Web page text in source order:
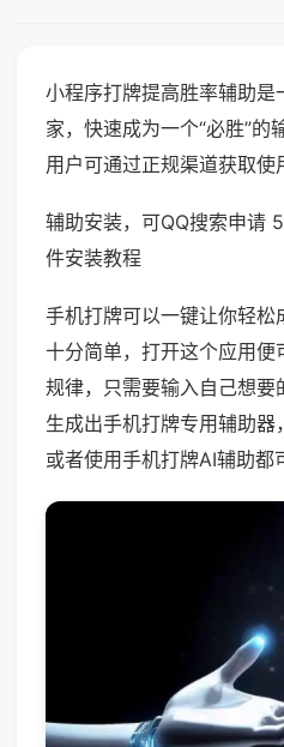
小程序打牌提高胜率辅助是
家，快速成为一个“必胜”的
用户可通过正规渠道获取使
辅助安装，可QQ搜索申请
件安装教程
手机打牌可以一键让你轻松
十分简单，打开这个应用
规律，只需要输入自己想要
生成出手机打牌专用辅助
或者使用手机打牌AI辅助都